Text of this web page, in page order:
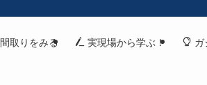
間取りをみる 実現場から学ぶ！